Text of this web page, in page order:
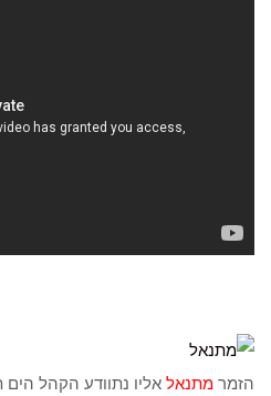
הזמר מתנאל אליו נתוודע הקהל הים